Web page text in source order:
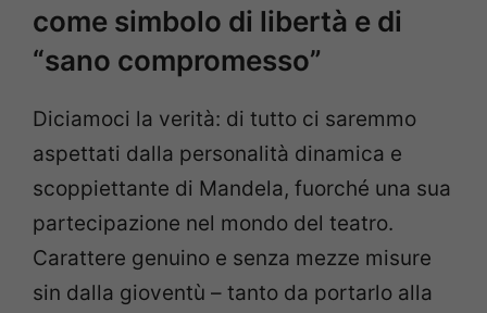
come simbolo di libertà e di
“sano compromesso”
Diciamoci la verità: di tutto ci saremmo
aspettati dalla personalità dinamica e
scoppiettante di Mandela, fuorché una sua
partecipazione nel mondo del teatro.
Carattere genuino e senza mezze misure
sin dalla gioventù – tanto da portarlo alla